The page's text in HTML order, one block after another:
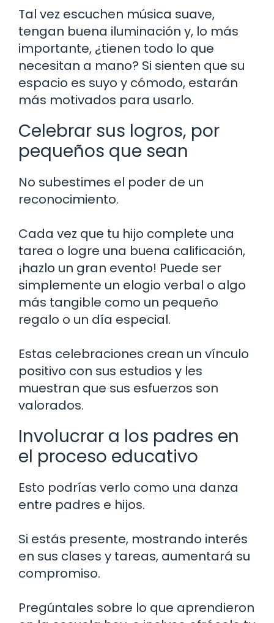
Tal vez escuchen música suave,
tengan buena iluminación y, lo más
importante, ¿tienen todo lo que
necesitan a mano? Si sienten que su
espacio es suyo y cómodo, estarán
más motivados para usarlo.
Celebrar sus logros, por
pequeños que sean
No subestimes el poder de un
reconocimiento.
Cada vez que tu hijo complete una
tarea o logre una buena calificación,
¡hazlo un gran evento! Puede ser
simplemente un elogio verbal o algo
más tangible como un pequeño
regalo o un día especial.
Estas celebraciones crean un vínculo
positivo con sus estudios y les
muestran que sus esfuerzos son
valorados.
Involucrar a los padres en
el proceso educativo
Esto podrías verlo como una danza
entre padres e hijos.
Si estás presente, mostrando interés
en sus clases y tareas, aumentará su
compromiso.
Pregúntales sobre lo que aprendieron